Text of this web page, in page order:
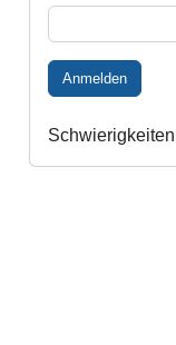
Anmelden